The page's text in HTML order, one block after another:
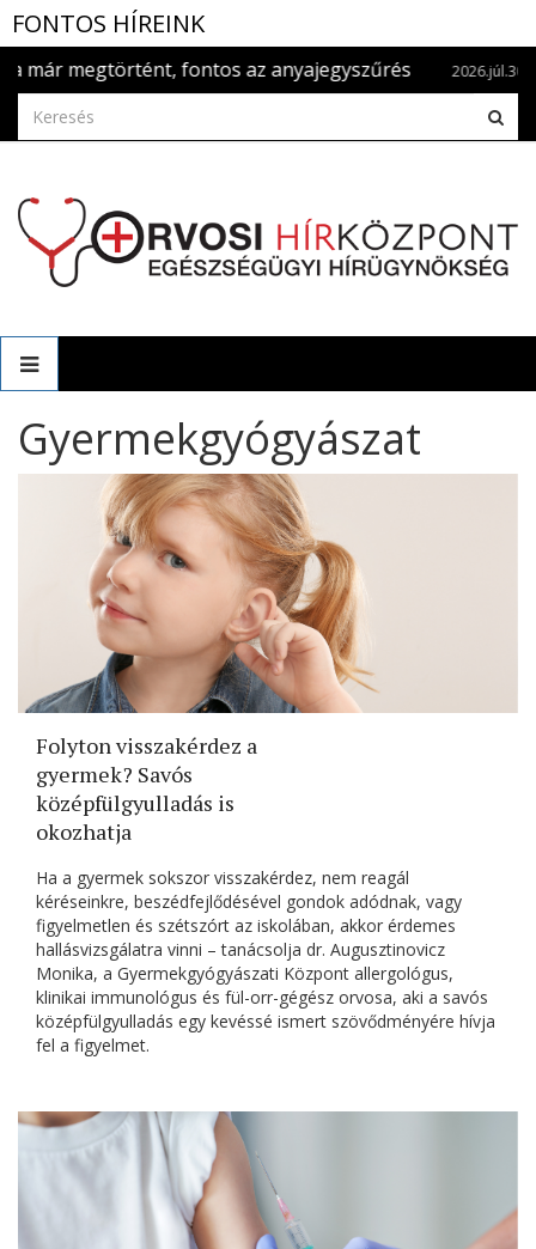
FONTOS HÍREINK
anyajegyszűrés 2026.júl.30. Szédülök - mikor kell
Gyermekgyógyászat
Folyton visszakérdez a
gyermek? Savós
középfülgyulladás is
okozhatja
Ha a gyermek sokszor visszakérdez, nem reagál
kéréseinkre, beszédfejlődésével gondok adódnak, vagy
figyelmetlen és szétszórt az iskolában, akkor érdemes
hallásvizsgálatra vinni – tanácsolja dr. Augusztinovicz
Monika, a Gyermekgyógyászati Központ allergológus,
klinikai immunológus és fül-orr-gégész orvosa, aki a savós
középfülgyulladás egy kevéssé ismert szövődményére hívja
fel a figyelmet.